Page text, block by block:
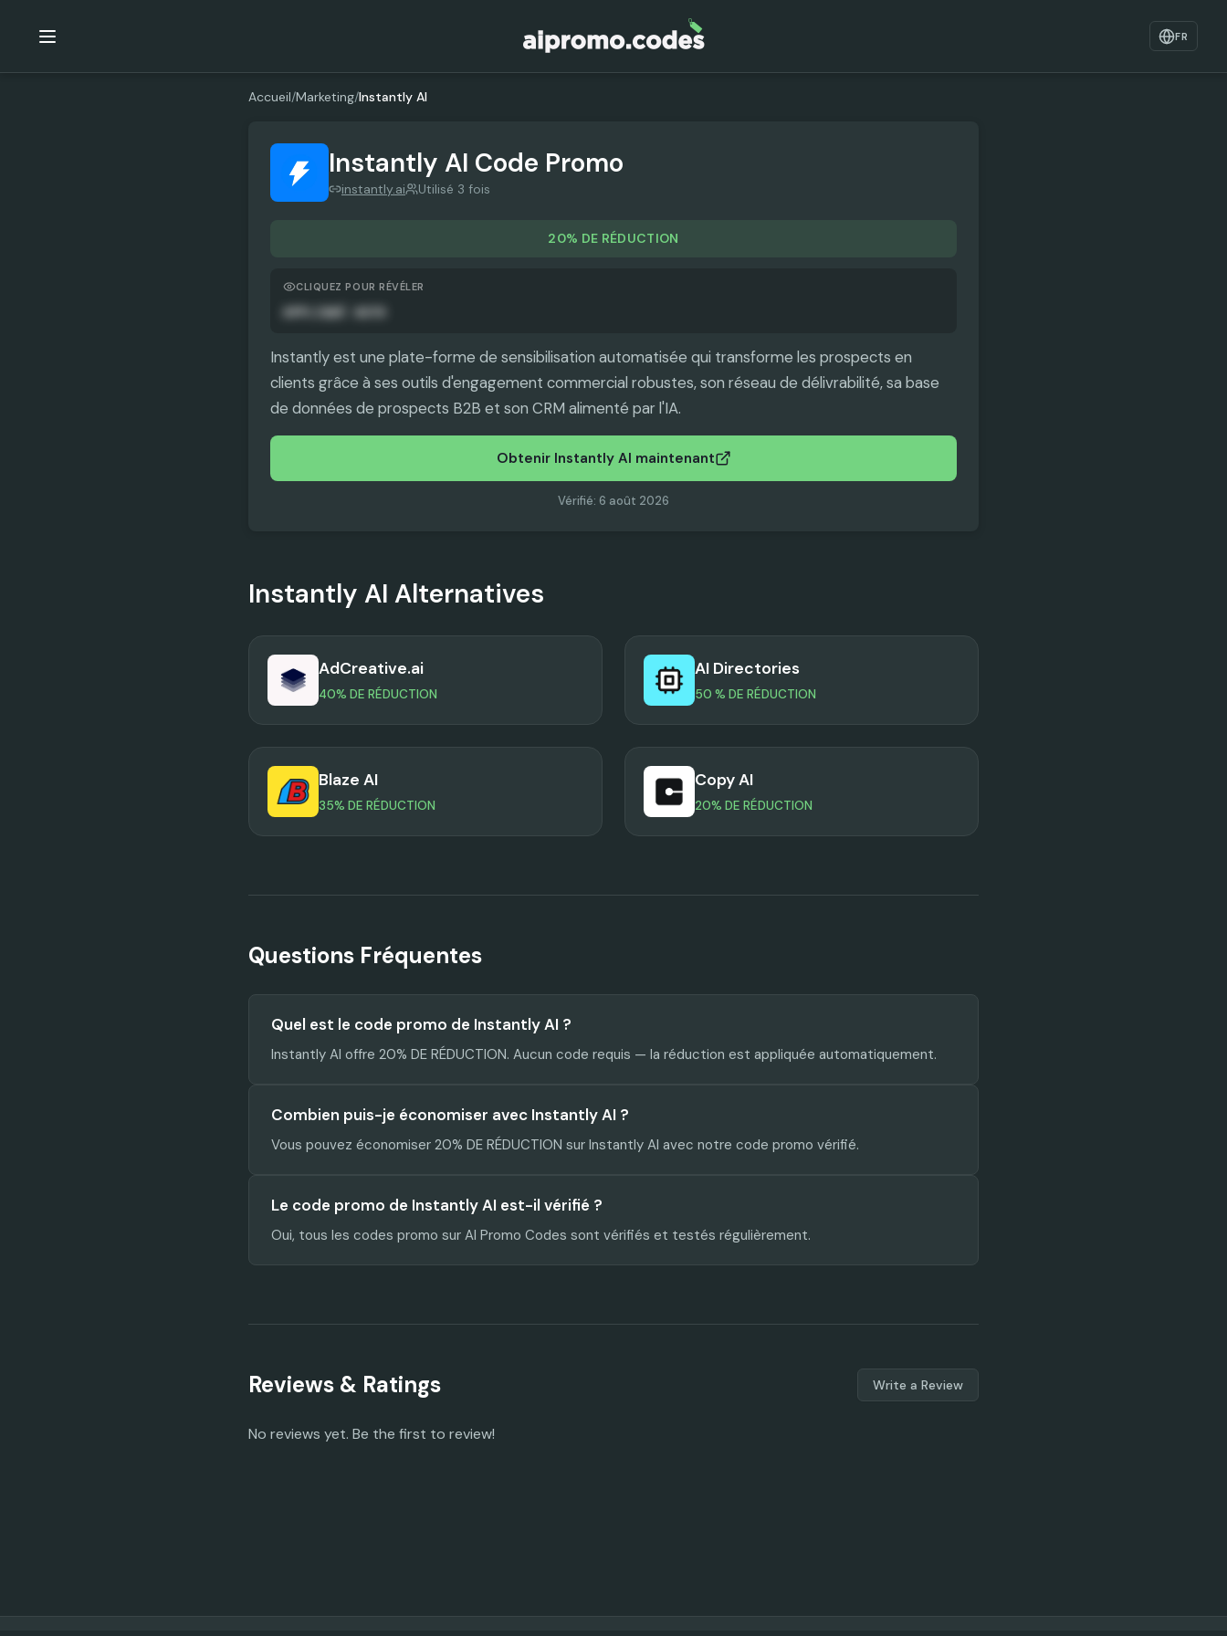
FR
Accueil/Marketing/Instantly AI
Instantly AI Code Promo
instantly.ai Utilisé 3 fois
20% DE RÉDUCTION
CLIQUEZ POUR RÉVÉLER
Instantly est une plate-forme de sensibilisation automatisée qui transforme les prospects en
clients grâce à ses outils d'engagement commercial robustes, son réseau de délivrabilité, sa base
de données de prospects B2B et son CRM alimenté par l'IA.
Obtenir Instantly AI maintenant
Vérifié: 6 août 2026
Instantly AI Alternatives
AdCreative.ai
40% DE RÉDUCTION
AI Directories
50 % DE RÉDUCTION
Blaze AI
35% DE RÉDUCTION
Copy AI
20% DE RÉDUCTION
Questions Fréquentes
Quel est le code promo de Instantly AI ?
Instantly AI offre 20% DE RÉDUCTION. Aucun code requis — la réduction est appliquée automatiquement.
Combien puis-je économiser avec Instantly AI ?
Vous pouvez économiser 20% DE RÉDUCTION sur Instantly AI avec notre code promo vérifié.
Le code promo de Instantly AI est-il vérifié ?
Oui, tous les codes promo sur AI Promo Codes sont vérifiés et testés régulièrement.
Reviews & Ratings Write a Review
No reviews yet. Be the first to review!